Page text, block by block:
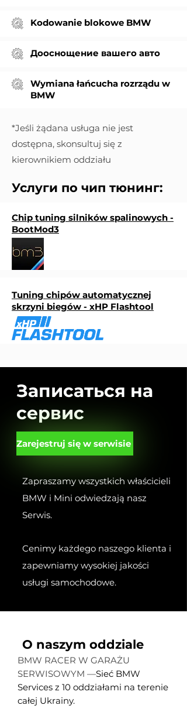
Kodowanie blokowe BMW
Дооснощение вашего авто
Wymiana łańcucha rozrządu w
BMW
*Jeśli żądana usługa nie jest
dostępna, skonsultuj się z
kierownikiem oddziału
Услуги по чип тюнинг:
Chip tuning silników spalinowych -
BootMod3
Tuning chipów automatycznej
skrzyni biegów - xHP Flashtool
Записаться на
сервис
Zarejestruj się w serwisie
Zapraszamy wszystkich właścicieli
BMW i Mini odwiedzają nasz
Serwis.
Cenimy każdego naszego klienta i
zapewniamy wysokiej jakości
usługi samochodowe.
O naszym oddziale
BMW RACER W GARAŻU
SERWISOWYM —Sieć BMW
Services z 10 oddziałami na terenie
całej Ukrainy.